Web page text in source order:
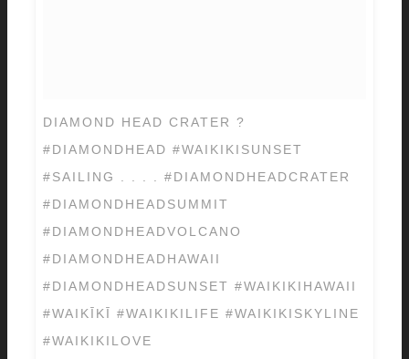
DIAMOND HEAD CRATER ?
#DIAMONDHEAD #WAIKIKISUNSET
#SAILING . . . . #DIAMONDHEADCRATER
#DIAMONDHEADSUMMIT
#DIAMONDHEADVOLCANO
#DIAMONDHEADHAWAII
#DIAMONDHEADSUNSET #WAIKIKIHAWAII
#WAIKĪKĪ #WAIKIKILIFE #WAIKIKISKYLINE
#WAIKIKILOVE